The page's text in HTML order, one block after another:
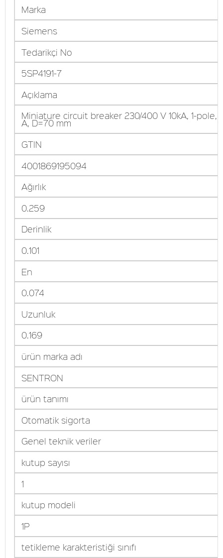
Marka
Siemens
Tedarikçi No
5SP4191-7
Açıklama
Miniature circuit breaker 230/400 V 10kA, 1-pole,
A, D=70 mm
GTIN
4001869195094
Ağırlık
0.259
Derinlik
0.101
En
0.074
Uzunluk
0.169
ürün marka adı
SENTRON
ürün tanımı
Otomatik sigorta
Genel teknik veriler
kutup sayısı
1
kutup modeli
1P
tetikleme karakteristiği sınıfı